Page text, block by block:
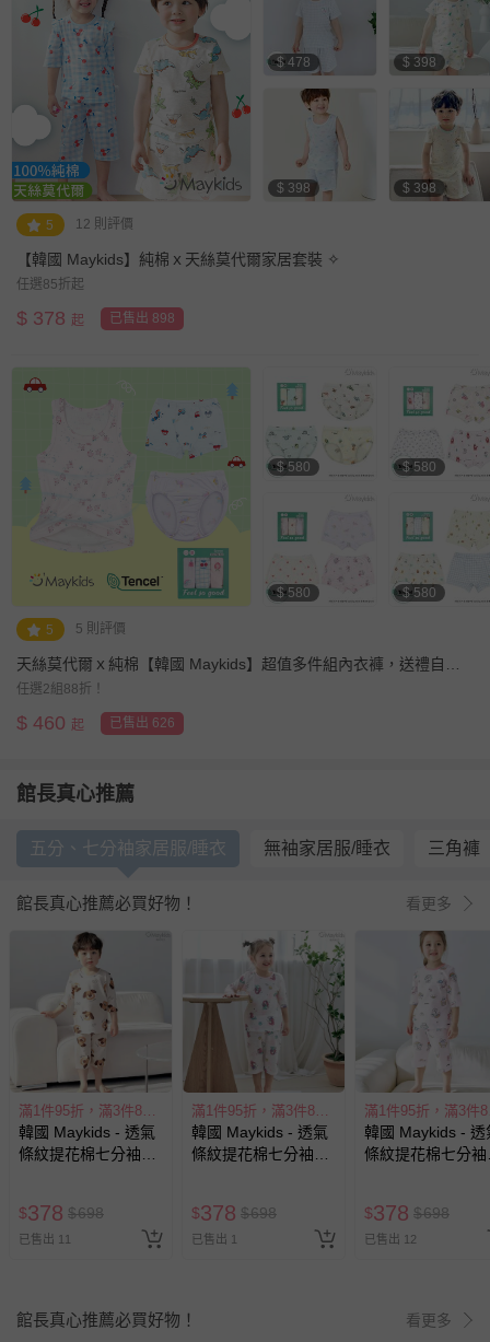
$ 478
$ 398
$ 398
$ 398
5 12 則評價
【韓國 Maykids】純棉ｘ天絲莫代爾家居套裝 ✧
任選85折起
$ 378 起 已售出 898
$ 580
$ 580
$ 580
$ 580
5 5 則評價
天絲莫代爾ｘ純棉【韓國 Maykids】超值多件組內衣褲，送禮自用
兩相宜❤︎
任選2組88折！
$ 460 起 已售出 626
館長真心推薦
五分、七分袖家居服/睡衣 無袖家居服/睡衣 三角褲
館長真心推薦必買好物！ 看更多
滿1件95折，滿3件85折
韓國 Maykids - 透氣
條紋提花棉七分袖家
$378 $698
已售出 11
滿1件95折，滿3件85折
韓國 Maykids - 透氣
條紋提花棉七分袖家
$378 $698
已售出 1
韓國 Maykids - 透
條紋提花棉七分袖
$378 $698
已售出 12
館長真心推薦必買好物！ 看更多